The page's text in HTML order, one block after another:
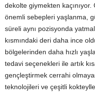
dekolte giymekten
önemli sebepleri yaşlanma,
süreli aynı pozisyonda
kısmındaki deri daha ince
bölgelerinden daha hızlı
tedavi seçenekleri ile artık
gençleştirmek cerrahi
teknolojileri ve çeşitli